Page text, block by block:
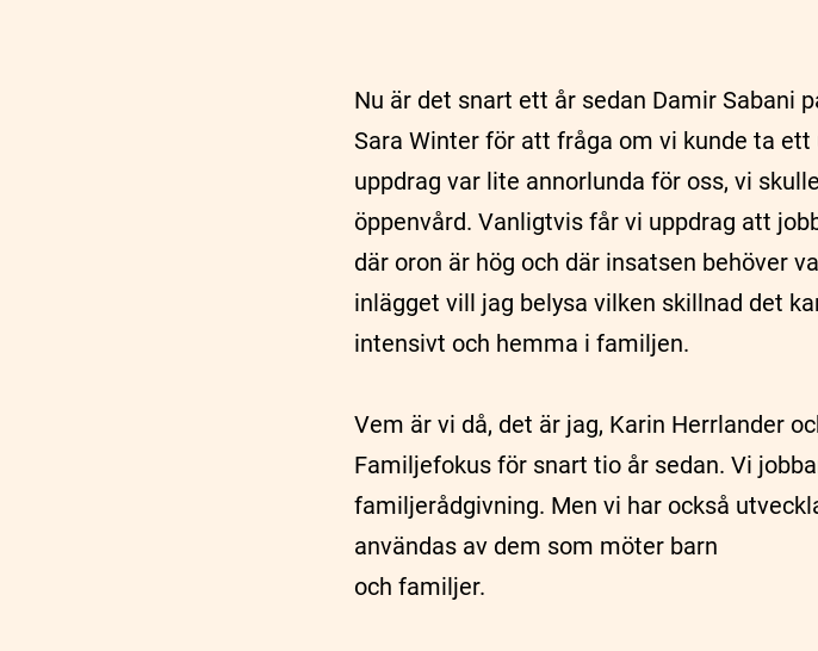
Nu är det snart ett år sedan Damir Sabani
Sara Winter för att fråga om vi kunde ta
uppdrag var lite annorlunda för oss, vi
öppenvård. Vanligtvis får vi uppdrag att
där oron är hög och där insatsen behöver
inlägget vill jag belysa vilken skillnad det
intensivt och hemma i familjen.
Vem är vi då, det är jag, Karin Herrlander
Familjefokus för snart tio år sedan. Vi
familjerådgivning. Men vi har också
användas av dem som möter barn
och familjer.